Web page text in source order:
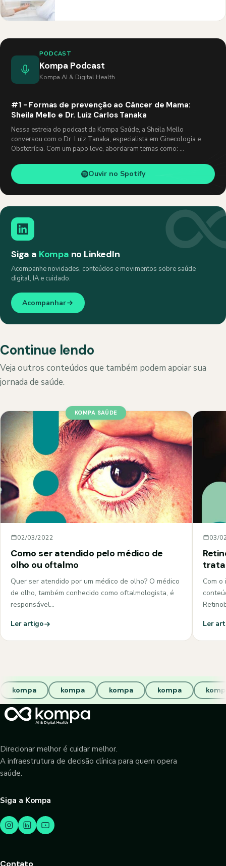
PODCAST
Kompa Podcast
Kompa AI & Digital Health
#1 - Formas de prevenção ao Câncer de Mama:
Sheila Mello e Dr. Luiz Carlos Tanaka
Nessa estreia do podcast da Kompa Saúde, a Sheila Mello
conversou com o Dr. Luiz Tanaka, especialista em Ginecologia e
Obstetrícia. Com um papo leve, abordaram temas como: …
Ouvir no Spotify
Siga a Kompa no LinkedIn
Acompanhe novidades, conteúdos e movimentos sobre saúde
digital, IA e cuidado.
Acompanhar
Continue lendo
Veja outros conteúdos que também podem apoiar sua
jornada de saúde.
KOMPA SAÚDE
02/03/2022
Como ser atendido pelo médico de
olho ou oftalmo
Quer ser atendido por um médico de olho? O médico
de olho, também conhecido como oftalmologista, é
responsável…
Ler artigo
03/
Com
Ler
kompa kompa kompa kompa
Direcionar melhor é cuidar melhor.
A infraestrutura de decisão clínica para quem opera
saúde.
Siga a Kompa
Contato